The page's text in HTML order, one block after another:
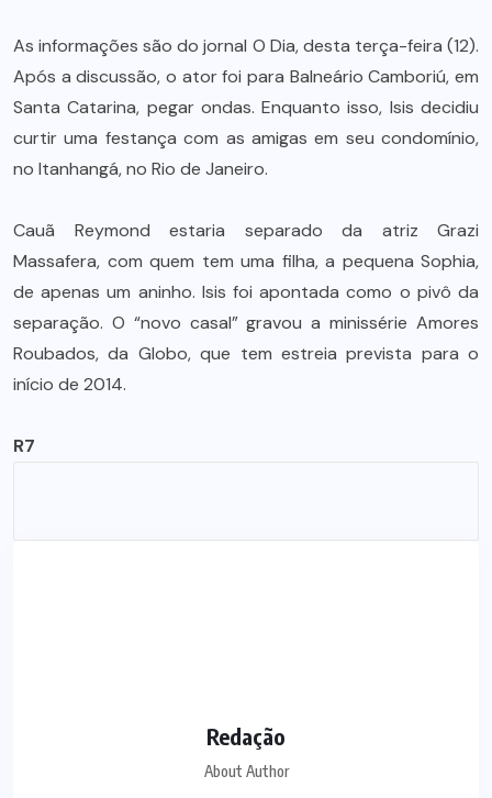
As informações são do jornal O Dia, desta terça-feira (12).
Após a discussão, o ator foi para Balneário Camboriú, em
Santa Catarina, pegar ondas. Enquanto isso, Isis decidiu
curtir uma festança com as amigas em seu condomínio,
no Itanhangá, no Rio de Janeiro.
Cauã Reymond estaria separado da atriz Grazi
Massafera, com quem tem uma filha, a pequena Sophia,
de apenas um aninho. Isis foi apontada como o pivô da
separação. O “novo casal” gravou a minissérie Amores
Roubados, da Globo, que tem estreia prevista para o
início de 2014.
R7
Redação
About Author